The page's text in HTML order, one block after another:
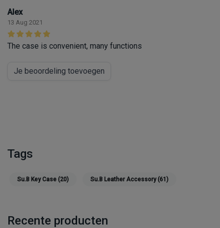
Alex
13 Aug 2021
The case is convenient, many functions
Je beoordeling toevoegen
Tags
Su.B Key Case (20) Su.B Leather Accessory(61)
Recente producten